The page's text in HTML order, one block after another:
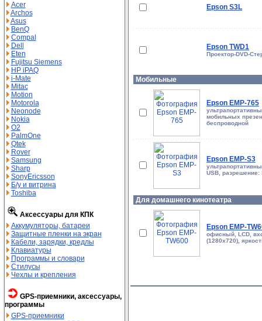
Acer
Archos
Asus
BenQ
Compal
Dell
Eten
Fujitsu Siemens
HP iPAQ
i-Mate
Mitac
Motion
Motorola
Neonode
Nokia
O2
PalmOne
Qtek
Rover
Samsung
Sharp
SonyEricsson
Б/у и витрина
Toshiba
Аксессуары для КПК
Аккумуляторы, батареи
Защитные пленки на экран
Кабели, зарядки, кредлы
Клавиатуры
Программы и словари
Стилусы
Чехлы и крепления
GPS-приемники, аксессуары,
программы
GPS-приемники
Epson S3L
Epson TWD1
Проектор-DVD-
Мобильные
Epson EMP-765
мобильных
беспроводной
Epson EMP-S3
USB, разрешение:
Для домашнего кинотеатра
Epson EMP-
офисный, LCD,
(1280x720),